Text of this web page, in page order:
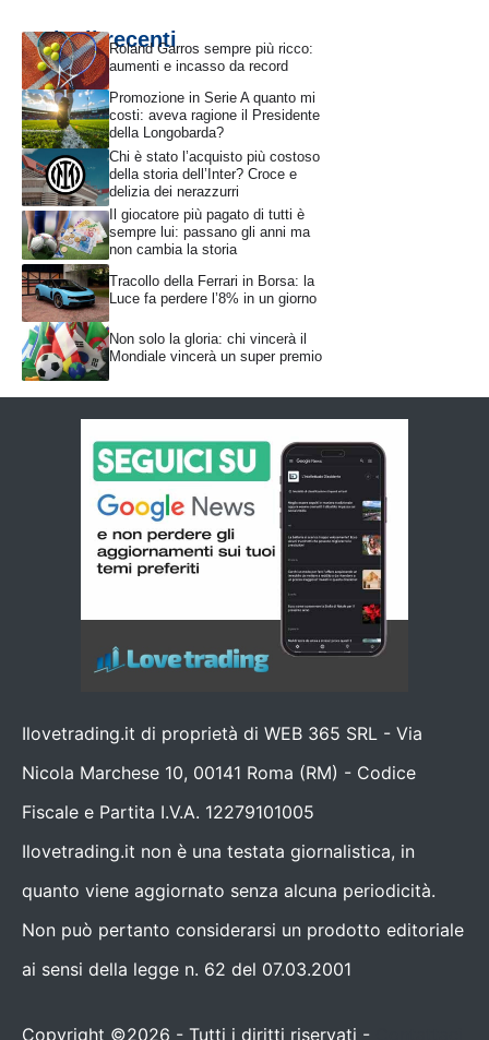
Articoli recentiRoland Garros sempre più ricco:
aumenti e incasso da record
Promozione in Serie A quanto mi
costi: aveva ragione il Presidente
della Longobarda?
Chi è stato l’acquisto più costoso
della storia dell’Inter? Croce e
delizia dei nerazzurri
Il giocatore più pagato di tutti è
sempre lui: passano gli anni ma
non cambia la storia
Tracollo della Ferrari in Borsa: la
Luce fa perdere l’8% in un giorno
Non solo la gloria: chi vincerà il
Mondiale vincerà un super premio
Ilovetrading.it di proprietà di WEB 365 SRL - Via
Nicola Marchese 10, 00141 Roma (RM) - Codice
Fiscale e Partita I.V.A. 12279101005
Ilovetrading.it non è una testata giornalistica, in
quanto viene aggiornato senza alcuna periodicità.
Non può pertanto considerarsi un prodotto editoriale
ai sensi della legge n. 62 del 07.03.2001
Copyright ©2026 - Tutti i diritti riservati -